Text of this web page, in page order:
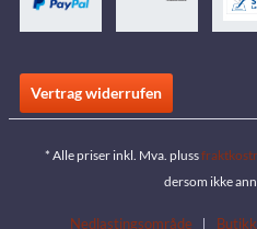
Vertrag widerrufen
* Alle priser inkl. Mva. pluss
dersom ikke
Nedlastingsområde